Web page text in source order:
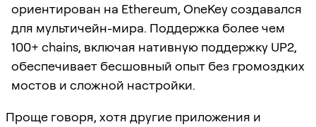
ориентирован на Ethereum, OneKey создавался
для мультичейн-мира. Поддержка более чем
100+ chains, включая нативную поддержку UP2,
обеспечивает бесшовный опыт без громоздких
мостов и сложной настройки.
Проще говоря, хотя другие приложения и